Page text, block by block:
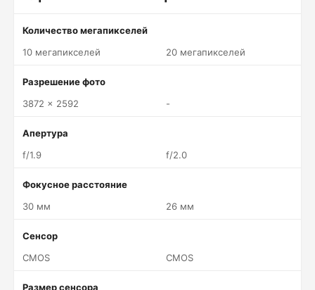
Количество мегапикселей
10 мегапикселей
20 мегапикселей
Разрешение фото
3872 x 2592
-
Апертура
f/1.9
f/2.0
Фокусное расстояние
30 мм
26 мм
Сенсор
CMOS
CMOS
Размер сенсора